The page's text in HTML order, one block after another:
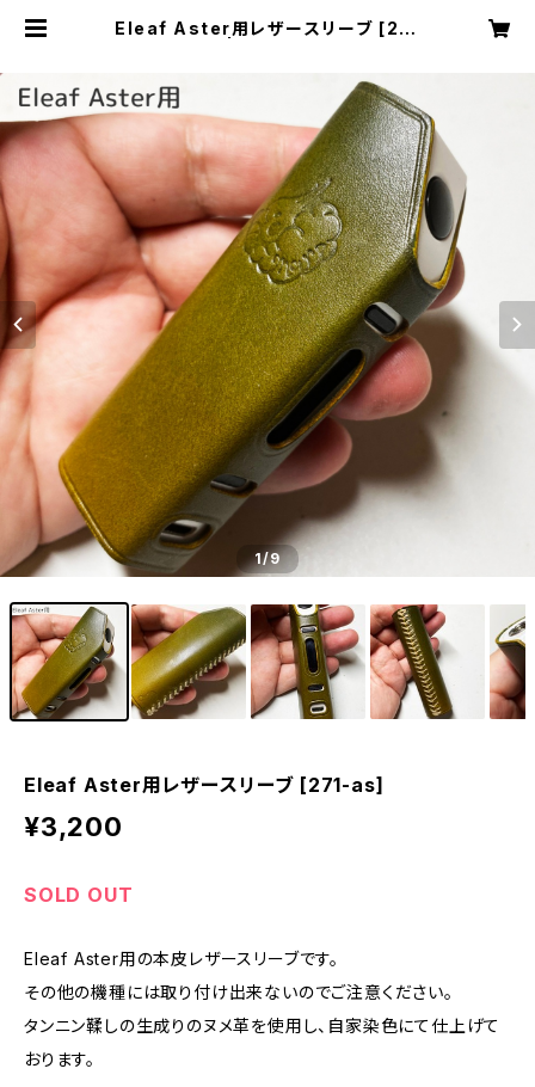
Eleaf Aster用レザースリーブ [271
1/9
Eleaf Aster用レザースリーブ [271-as]
¥3,200
SOLD OUT
Eleaf Aster用の本皮レザースリーブです。
その他の機種には取り付け出来ないのでご注意ください。
タンニン鞣しの生成りのヌメ革を使用し、自家染色にて仕上げて
おります。